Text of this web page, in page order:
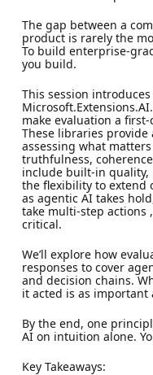
The gap between a
product is rarely the
To build enterprise-
you build.
This session
make evaluation a
These libraries
assessing what
truthfulness,
include built-in quality,
the flexibility to extend
as agentic AI takes
take multi-step actions
critical.
We’ll explore how
responses to cover
and decision chains.
it acted is as important
By the end, one
AI on intuition alone.
Key Takeaways: